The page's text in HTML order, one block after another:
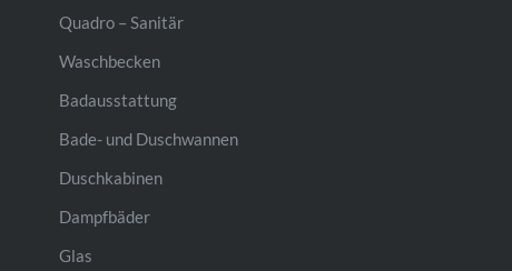
Quadro – Sanitär
Waschbecken
Badausstattung
Bade- und Duschwannen
Duschkabinen
Dampfbäder
Glas